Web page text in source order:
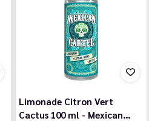
Limonade Citron Vert
Cactus 100 ml - Mexican…